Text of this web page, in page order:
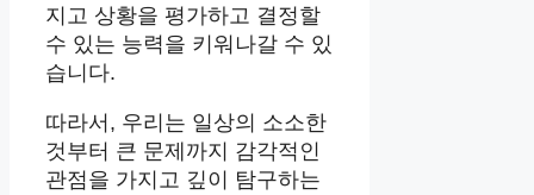
지고 상황을 평가하고 결정할
수 있는 능력을 키워나갈 수 있
습니다.
따라서, 우리는 일상의 소소한
것부터 큰 문제까지 감각적인
관점을 가지고 깊이 탐구하는